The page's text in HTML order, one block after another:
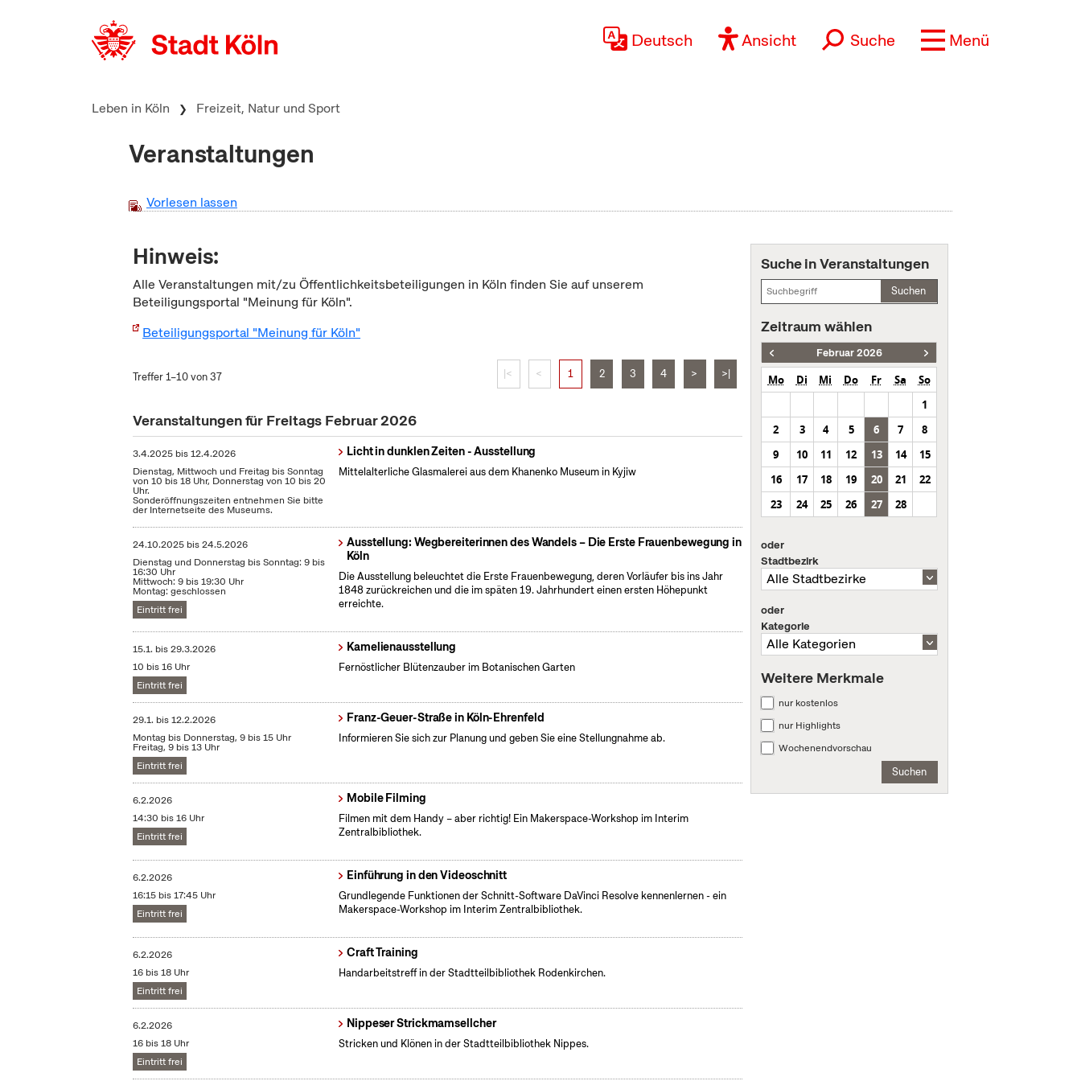
Deutsch Ansicht Suche Menü
Leben in Köln Freizeit, Natur und Sport
Veranstaltungen
Vorlesen lassen
Hinweis:
Alle Veranstaltungen mit/zu Öffentlichkeitsbeteiligungen in Köln finden Sie auf unserem
Beteiligungsportal "Meinung für Köln".
Beteiligungsportal "Meinung für Köln"
Treffer 1–10 von 37 |< < 1 2 3 4 > >|
Veranstaltungen für Freitags Februar 2026
3.4.2025 bis12.4.2026
Dienstag, Mittwoch und Freitag bis Sonntag
von 10 bis 18 Uhr, Donnerstag von 10 bis 20
Uhr.
Sonderöffnungszeiten entnehmen Sie bitte
der Internetseite des Museums.
Licht in dunklen Zeiten - Ausstellung
Mittelalterliche Glasmalerei aus dem Khanenko Museum in Kyjiw
24.10.2025 bis24.5.2026
Dienstag und Donnerstag bis Sonntag: 9 bis
16:30 Uhr
Mittwoch: 9 bis 19:30 Uhr
Montag: geschlossen
Eintritt frei
Ausstellung: Wegbereiterinnen des Wandels – Die Erste Frauenbewegung in
Köln
Die Ausstellung beleuchtet die Erste Frauenbewegung, deren Vorläufer bis ins Jahr
1848 zurückreichen und die im späten 19. Jahrhundert einen ersten Höhepunkt
erreichte.
15.1. bis29.3.2026
10 bis 16 Uhr
Eintritt frei
Kamelienausstellung
Fernöstlicher Blütenzauber im Botanischen Garten
29.1. bis12.2.2026
Montag bis Donnerstag, 9 bis 15 Uhr
Freitag, 9 bis 13 Uhr
Eintritt frei
Franz-Geuer-Straße in Köln-Ehrenfeld
Informieren Sie sich zur Planung und geben Sie eine Stellungnahme ab.
6.2.2026
14:30 bis 16 Uhr
Eintritt frei
Mobile Filming
Filmen mit dem Handy – aber richtig! Ein Makerspace-Workshop im Interim
Zentralbibliothek.
6.2.2026
16:15 bis 17:45 Uhr
Eintritt frei
Einführung in den Videoschnitt
Grundlegende Funktionen der Schnitt-Software DaVinci Resolve kennenlernen - ein
Makerspace-Workshop im Interim Zentralbibliothek.
6.2.2026
16 bis 18 Uhr
Eintritt frei
Craft Training
Handarbeitstreff in der Stadtteilbibliothek Rodenkirchen.
6.2.2026
16 bis 18 Uhr
Eintritt frei
Nippeser Strickmamsellcher
Stricken und Klönen in der Stadtteilbibliothek Nippes.
Suche in Veranstaltungen
Suchen
Zeitraum wählen
Februar 2026
Mo Di Mi Do Fr Sa
So
1
2
3 4 5 6 7
8
9
10 11 12 13 14
15
16
17 18 19 20 21
22
23
24 25 26 27 28
oder
Stadtbezirk
oder
Kategorie
Weitere Merkmale
nur kostenlos
nur Highlights
Wochenendvorschau
Suchen